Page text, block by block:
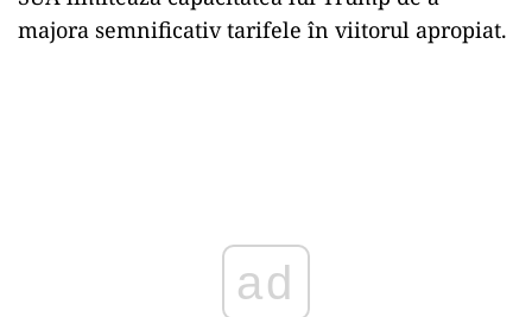
majora semnificativ tarifele în viitorul apropiat.
ad